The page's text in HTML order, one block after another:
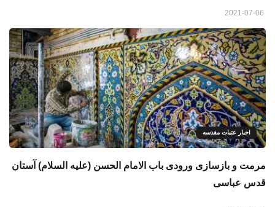
اخبار عتبات مقدسه
مرمت و بازسازی ورودی باب الامام الحسن (عليه السلام) آستان
قدس عباسی